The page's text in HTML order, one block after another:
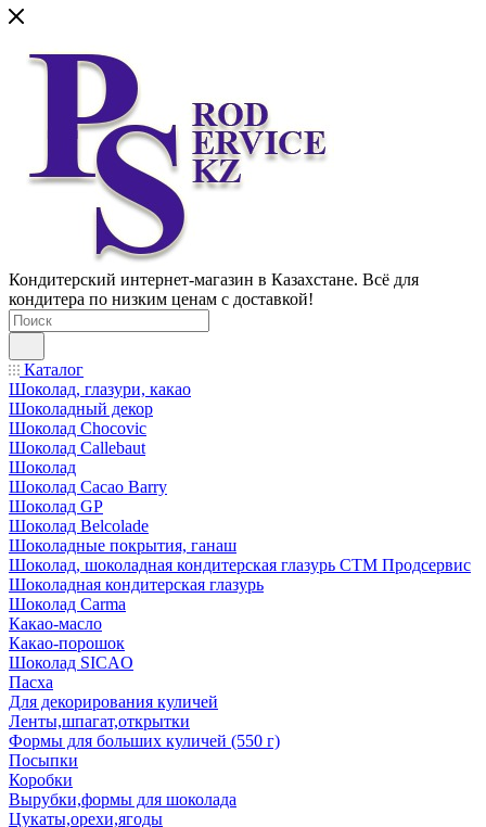
Кондитерский интернет-магазин в Казахстане. Всё для
кондитера по низким ценам с доставкой!
Каталог
Шоколад, глазури, какао
Шоколадный декор
Шоколад Chocovic
Шоколад Callebaut
Шоколад
Шоколад Cacao Barry
Шоколад GP
Шоколад Belcolade
Шоколадные покрытия, ганаш
Шоколад, шоколадная кондитерская глазурь СТМ Продсервис
Шоколадная кондитерская глазурь
Шоколад Carma
Какао-масло
Какао-порошок
Шоколад SICAO
Пасха
Для декорирования куличей
Ленты,шпагат,открытки
Формы для больших куличей (550 г)
Посыпки
Коробки
Вырубки,формы для шоколада
Цукаты,орехи,ягоды